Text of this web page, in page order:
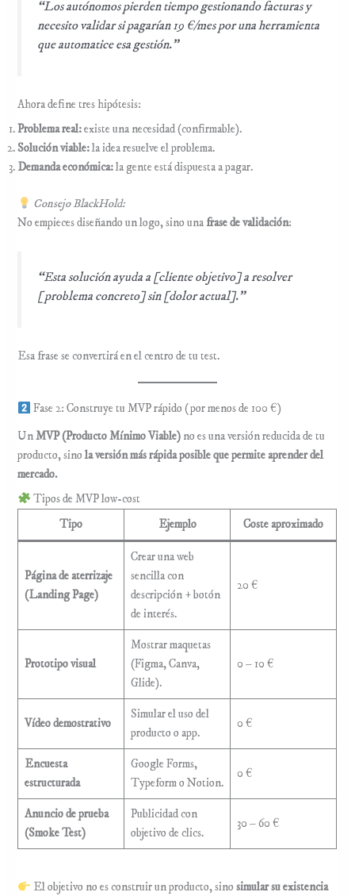
“Los autónomos pierden tiempo gestionando facturas y
necesito validar si pagarían 19 €/mes por una herramienta
que automatice esa gestión.”
Ahora define tres hipótesis:
Problema real:existe una necesidad (confirmable).
Solución viable:la idea resuelve el problema.
Demanda económica:la gente está dispuesta a pagar.
Consejo BlackHold:
No empieces diseñando un logo, sino unafrase de validación:
“Esta solución ayuda a [cliente objetivo] a resolver
[problema concreto] sin [dolor actual].”
Esa frase se convertirá en el centro de tu test.
Fase 2: Construye tu MVP rápido (por menos de 100 €)
UnMVP (Producto Mínimo Viable) no es una versión reducida de tu
producto, sinola versión más rápida posible que permite aprender del
mercado.
Tipos de MVP low-cost
Tipo
Ejemplo Coste aproximado
Página de aterrizaje
(Landing Page)
Crear una web
sencilla con
descripción + botón
de interés.
20 €
Prototipo visual
Mostrar maquetas
(Figma, Canva,
Glide).
0 – 10 €
Vídeo demostrativo
Simular el uso del
producto o app.
0 €
Encuesta
estructurada
Google Forms,
Typeform o Notion.
0 €
Anuncio de prueba
(Smoke Test)
Publicidad con
objetivo de clics.
30 – 60 €
El objetivo no es construir un producto, sinosimular su existencia